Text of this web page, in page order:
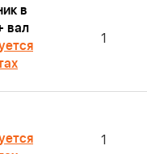
в
вал
1
1